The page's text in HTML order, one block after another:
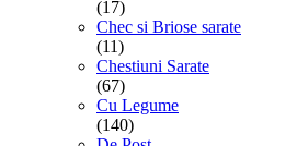
(17)
Chec si Briose sarate
(11)
Chestiuni Sarate
(67)
Cu Legume
(140)